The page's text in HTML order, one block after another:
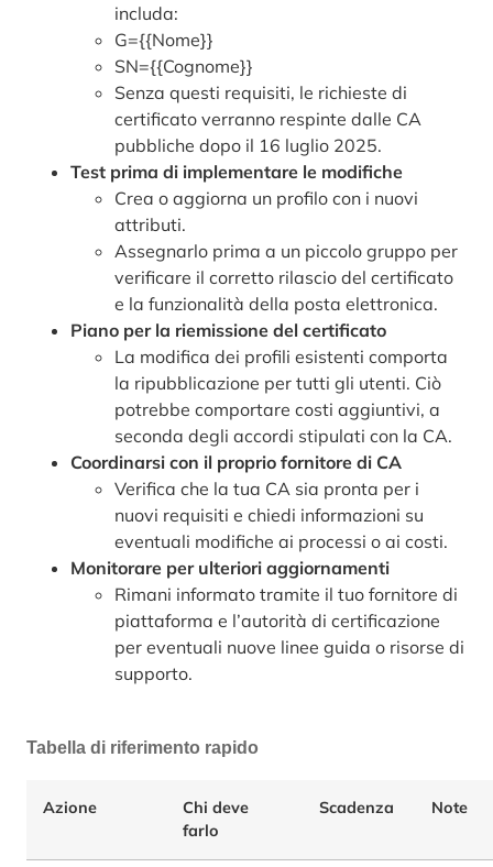
includa:
G={{Nome}}
SN={{Cognome}}
Senza questi requisiti, le richieste di
certificato verranno respinte dalle CA
pubbliche dopo il 16 luglio 2025.
Test prima di implementare le modifiche
Crea o aggiorna un profilo con i nuovi
attributi.
Assegnarlo prima a un piccolo gruppo per
verificare il corretto rilascio del certificato
e la funzionalità della posta elettronica.
Piano per la riemissione del certificato
La modifica dei profili esistenti comporta
la ripubblicazione per tutti gli utenti. Ciò
potrebbe comportare costi aggiuntivi, a
seconda degli accordi stipulati con la CA.
Coordinarsi con il proprio fornitore di CA
Verifica che la tua CA sia pronta per i
nuovi requisiti e chiedi informazioni su
eventuali modifiche ai processi o ai costi.
Monitorare per ulteriori aggiornamenti
Rimani informato tramite il tuo fornitore di
piattaforma e l’autorità di certificazione
per eventuali nuove linee guida o risorse di
supporto.
Tabella di riferimento rapido
Azione
Chi deve
farlo
Scadenza Note